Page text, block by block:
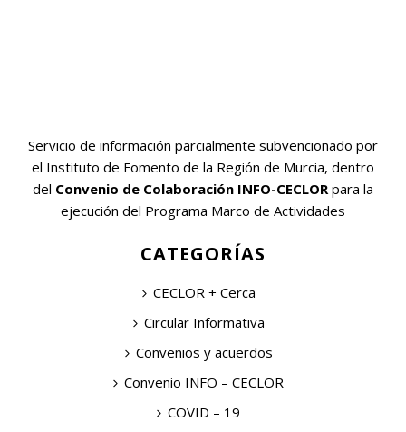
Servicio de información parcialmente subvencionado por
el Instituto de Fomento de la Región de Murcia, dentro
del Convenio de Colaboración INFO-CECLOR para la
ejecución del Programa Marco de Actividades
CATEGORÍAS
CECLOR + Cerca
Circular Informativa
Convenios y acuerdos
Convenio INFO – CECLOR
COVID – 19